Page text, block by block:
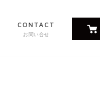
CONTACT
お問い合せ